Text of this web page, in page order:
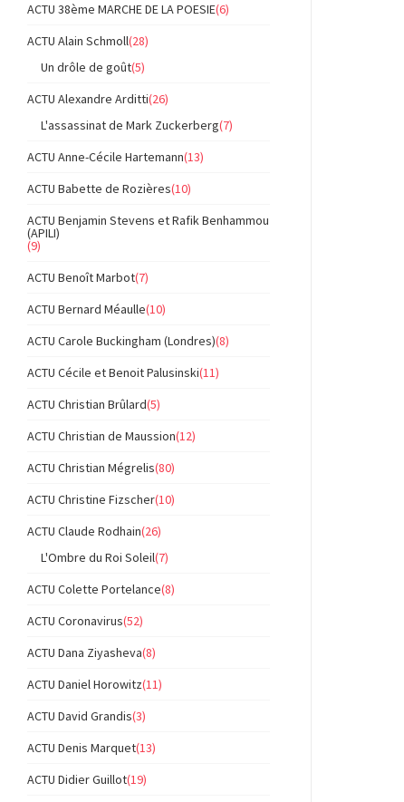
ACTU 38ème MARCHE DE LA POESIE(6)
ACTU Alain Schmoll(28)
Un drôle de goût(5)
ACTU Alexandre Arditti(26)
L'assassinat de Mark Zuckerberg(7)
ACTU Anne-Cécile Hartemann(13)
ACTU Babette de Rozières(10)
ACTU Benjamin Stevens et Rafik Benhammou
(APILI)
(9)
ACTU Benoît Marbot(7)
ACTU Bernard Méaulle(10)
ACTU Carole Buckingham (Londres)(8)
ACTU Cécile et Benoit Palusinski(11)
ACTU Christian Brûlard(5)
ACTU Christian de Maussion(12)
ACTU Christian Mégrelis(80)
ACTU Christine Fizscher(10)
ACTU Claude Rodhain(26)
L'Ombre du Roi Soleil(7)
ACTU Colette Portelance(8)
ACTU Coronavirus(52)
ACTU Dana Ziyasheva(8)
ACTU Daniel Horowitz(11)
ACTU David Grandis(3)
ACTU Denis Marquet(13)
ACTU Didier Guillot(19)